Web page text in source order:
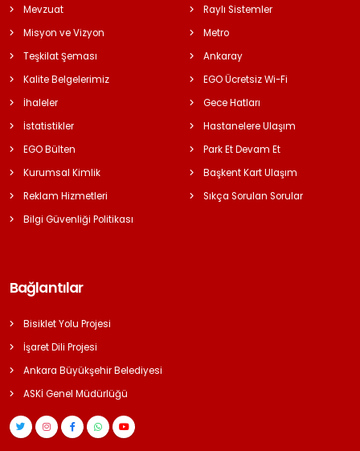
Mevzuat
Misyon ve Vizyon
Teşkilat Şeması
Kalite Belgelerimiz
İhaleler
İstatistikler
EGO Bülten
Kurumsal Kimlik
Reklam Hizmetleri
Bilgi Güvenliği Politikası
Raylı Sistemler
Metro
Ankaray
EGO Ücretsiz Wi-Fi
Gece Hatları
Hastanelere Ulaşım
Park Et Devam Et
Başkent Kart Ulaşım
Sıkça Sorulan Sorular
Bağlantılar
Bisiklet Yolu Projesi
İşaret Dili Projesi
Ankara Büyükşehir Belediyesi
ASKİ Genel Müdürlüğü